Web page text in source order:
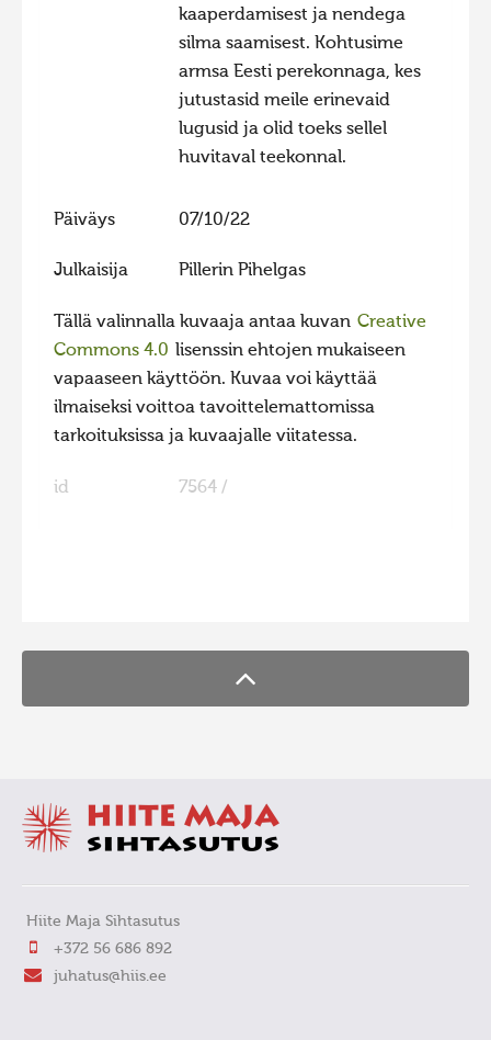
kaaperdamisest ja nendega
silma saamisest. Kohtusime
armsa Eesti perekonnaga, kes
jutustasid meile erinevaid
lugusid ja olid toeks sellel
huvitaval teekonnal.
Päiväys 07/10/22
Julkaisija Pillerin Pihelgas
Tällä valinnalla kuvaaja antaa kuvan Creative
Commons 4.0 lisenssin ehtojen mukaiseen
vapaaseen käyttöön. Kuvaa voi käyttää
ilmaiseksi voittoa tavoittelemattomissa
tarkoituksissa ja kuvaajalle viitatessa.
id 7564 /
Hiite Maja Sihtasutus
+372 56 686 892
juhatus@hiis.ee